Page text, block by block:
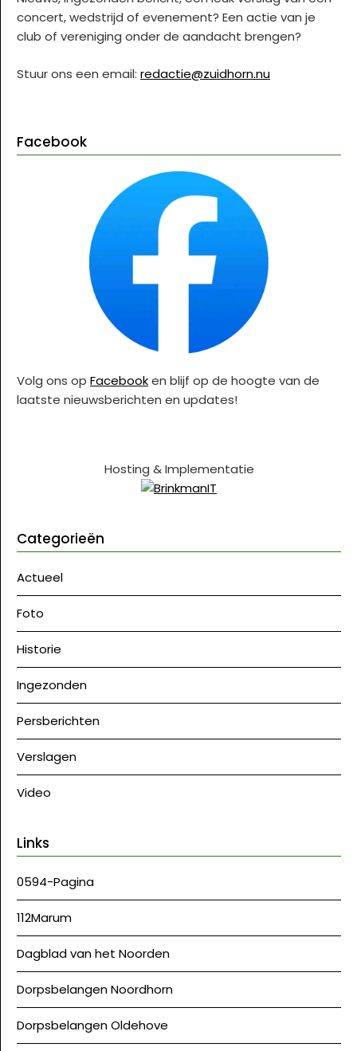
concert, wedstrijd of evenement? Een actie van je
club of vereniging onder de aandacht brengen?
Stuur ons een email: redactie@zuidhorn.nu
Facebook
Volg ons op Facebooken blijf op de hoogte van de
laatste nieuwsberichten en updates!
Hosting & Implementatie
Categorieën
Actueel
Foto
Historie
Ingezonden
Persberichten
Verslagen
Video
Links
0594-Pagina
112Marum
Dagblad van het Noorden
Dorpsbelangen Noordhorn
Dorpsbelangen Oldehove